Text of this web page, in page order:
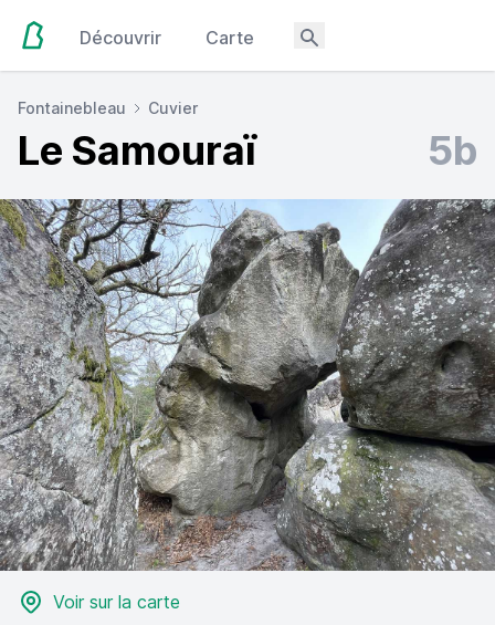
Découvrir Carte
Fontainebleau Cuvier
Le Samouraï 5b
Voir sur la carte